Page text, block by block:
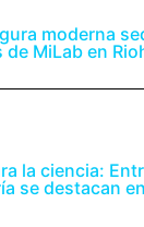
moderna
MiLab en
la ciencia:
se destacan